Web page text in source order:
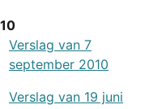
Verslag van 7
september 2010
Verslag van 19 juni